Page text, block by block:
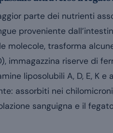
parte dei nutrienti
proveniente
molecole, trasforma
immagazzina riserve di
liposolubili A, D, E, K
assorbiti nei
sanguigna e il